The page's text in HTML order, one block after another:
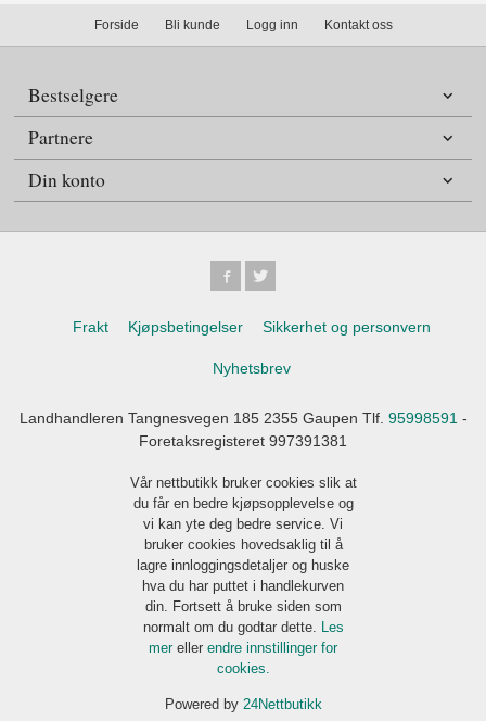
Forside Bli kunde Logg inn Kontakt oss
Bestselgere
Partnere
Din konto
Frakt Kjøpsbetingelser Sikkerhet og personvern
Nyhetsbrev
Landhandleren Tangnesvegen 185 2355 Gaupen Tlf. 95998591-
Foretaksregisteret 997391381
Vår nettbutikk bruker cookies slik at
du får en bedre kjøpsopplevelse og
vi kan yte deg bedre service. Vi
bruker cookies hovedsaklig til å
lagre innloggingsdetaljer og huske
hva du har puttet i handlekurven
din. Fortsett å bruke siden som
normalt om du godtar dette.
Les
mer eller endre innstillinger for
cookies.
Powered by 24Nettbutikk